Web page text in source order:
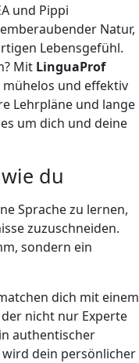
und Pippi
Natur,
Lebensgefühl.
Mit LinguaProf
mühelos und effektiv
Lehrpläne und lange
um dich und deine
du
Sprache zu lernen,
zuzuschneiden.
sondern ein
dich mit einem
der nicht nur Experte
authentischer
dein persönlicher